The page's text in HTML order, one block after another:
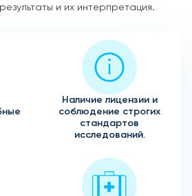
и их интерпретация.
Наличие лицензии и
соблюдение строгих
стандартов
исследований.